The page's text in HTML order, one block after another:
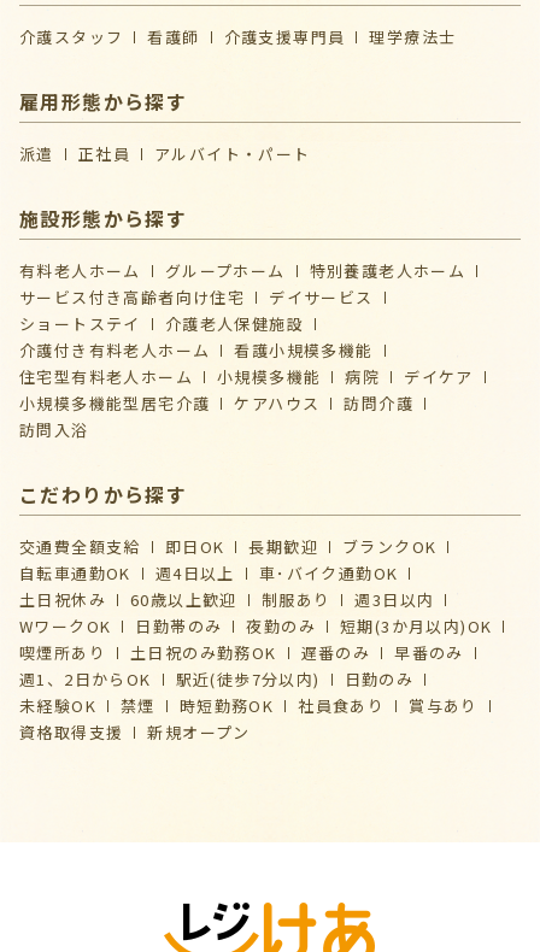
介護スタッフ 看護師 介護支援専門員 理学療法士
雇用形態から探す
派遣 正社員 アルバイト・パート
施設形態から探す
有料老人ホーム グループホーム
特別養護老人ホーム
サービス付き高齢者向け住宅
デイサービス
ショートステイ
介護⽼⼈保健施設
介護付き有料老人ホーム
看護小規模多機能
住宅型有料老人ホーム
小規模多機能 病院
デイケア
⼩規模多機能型居宅介護
ケアハウス
訪問介護
訪問入浴
こだわりから探す
交通費全額支給 即日OK 長期歓迎
ブランクOK
自転車通勤OK
週4日以上
車･バイク通勤OK
土日祝休み
60歳以上歓迎 制服あり
週3日以内
WワークOK
日勤帯のみ 夜勤のみ
短期(3か月以内)OK
喫煙所あり
土日祝のみ勤務OK 遅番のみ
早番のみ
週1、2日からOK
駅近(徒歩7分以内)
日勤のみ
未経験OK
禁煙 時短勤務OK 社員食あり
賞与あり
資格取得支援
新規オープン